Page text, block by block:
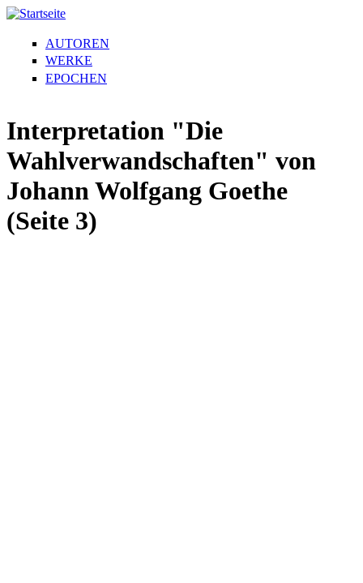
AUTOREN
WERKE
EPOCHEN
Interpretation "Die
Wahlverwandschaften" von
Johann Wolfgang Goethe
(Seite 3)